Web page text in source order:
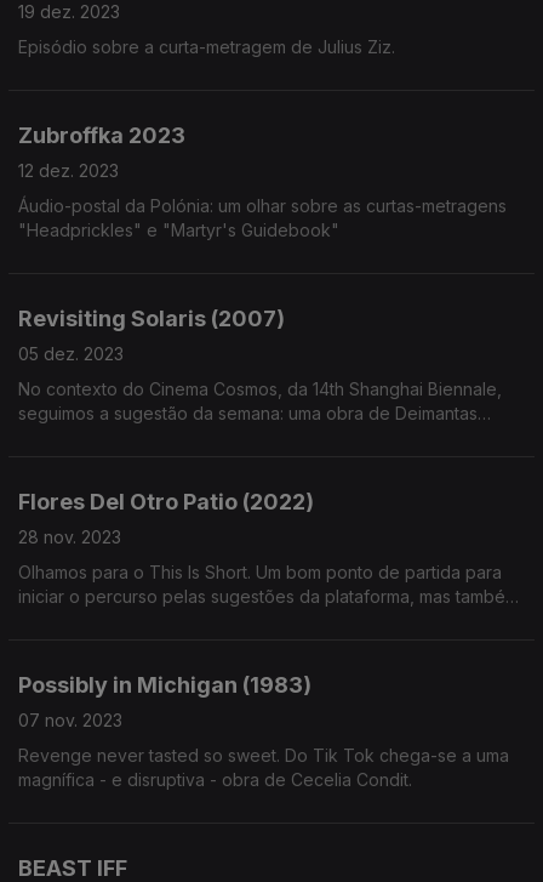
19 dez. 2023
Episódio sobre a curta-metragem de Julius Ziz.
Zubroffka 2023
12 dez. 2023
Áudio-postal da Polónia: um olhar sobre as curtas-metragens
"Headprickles" e "Martyr's Guidebook"
Revisiting Solaris (2007)
05 dez. 2023
No contexto do Cinema Cosmos, da 14th Shanghai Biennale,
seguimos a sugestão da semana: uma obra de Deimantas
Flores Del Otro Patio (2022)
28 nov. 2023
Olhamos para o This Is Short. Um bom ponto de partida para
iniciar o percurso pelas sugestões da plataforma, mas também
Possibly in Michigan (1983)
07 nov. 2023
Revenge never tasted so sweet. Do Tik Tok chega-se a uma
magnífica - e disruptiva - obra de Cecelia Condit.
BEAST IFF